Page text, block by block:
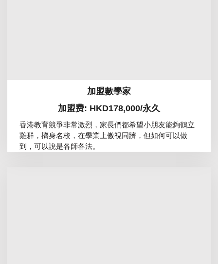
加盟數學家
加盟费: HKD178,000/永久
香港教育競爭非常激烈，家長們都希望小朋友能夠鶴立
雞群，擠身名校，在學業上傲視同躋，但如何可以做
到，可以說是各師各法。